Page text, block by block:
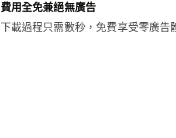
費用全免兼絕無廣告
下載過程只需數秒，免費享受零廣告